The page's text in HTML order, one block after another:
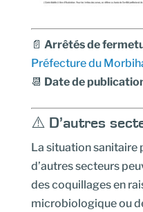
📄 Arrêtés de
Préfecture du
📆 Date de
⚠️ D’autres
La situation sanitaire
d’autres secteurs
des coquillages en
microbiologique ou